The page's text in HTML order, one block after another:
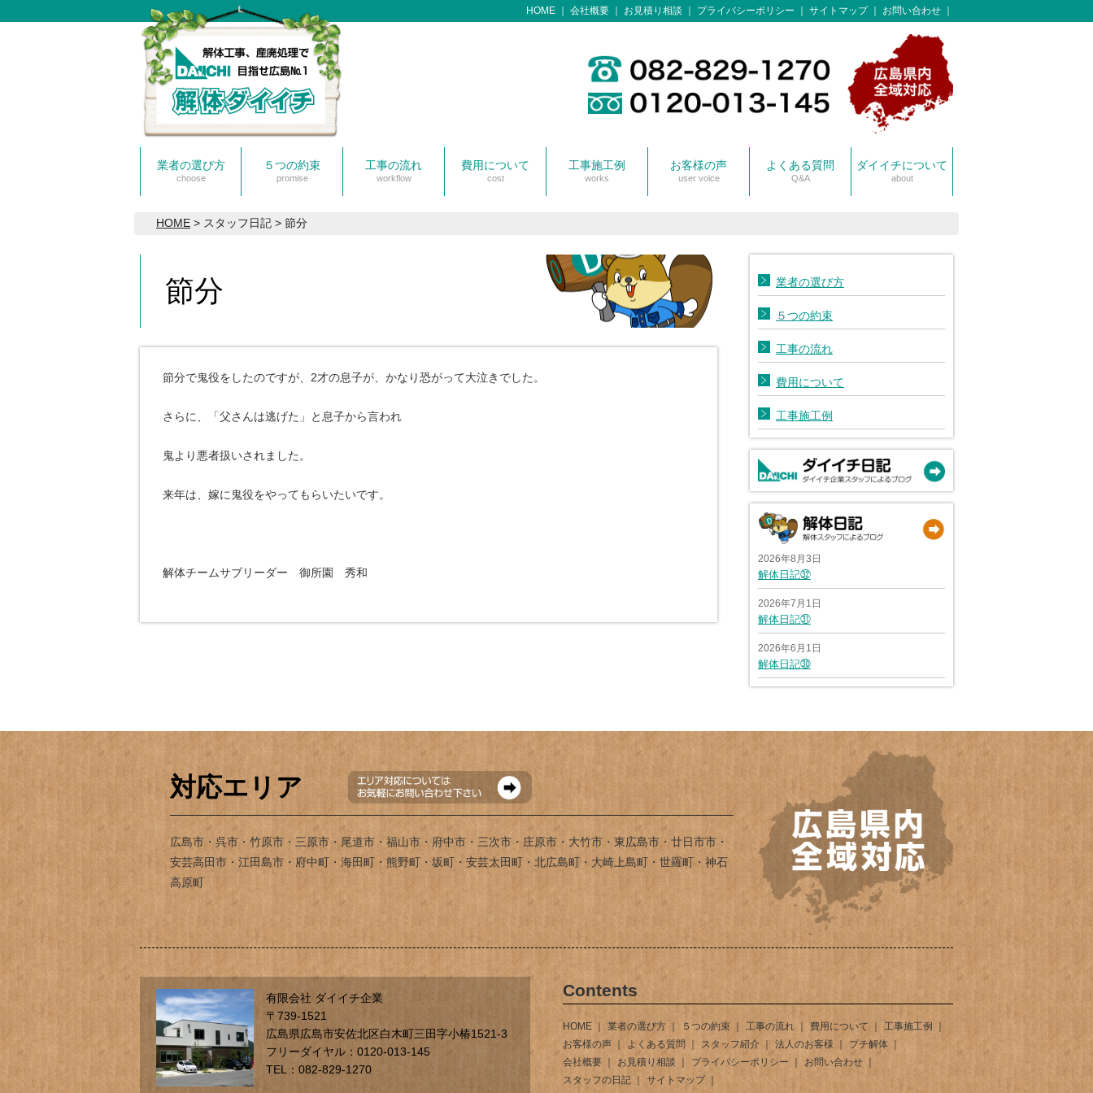
HOME 会社概要 お見積り相談 プライバシーポリシー サイトマップ お問い合わせ
業者の選び方
choose
５つの約束
promise
工事の流れ
workflow
費用について
cost
工事施工例
works
お客様の声
user voice
よくある質問
Q&A
ダイイチについて
about
HOME > スタッフ日記 > 節分
節分
節分で鬼役をしたのですが、2才の息子が、かなり恐がって大泣きでした。
さらに、「父さんは逃げた」と息子から言われ
鬼より悪者扱いされました。
来年は、嫁に鬼役をやってもらいたいです。
解体チームサブリーダー 御所園 秀和
業者の選び方
５つの約束
工事の流れ
費用について
工事施工例
2026年8月3日
解体日記㉜
2026年7月1日
解体日記㉛
2026年6月1日
解体日記㉚
対応エリア
広島市・呉市・竹原市・三原市・尾道市・福山市・府中市・三次市・庄原市・大竹市・東広島市・廿日市市・
安芸高田市・江田島市・府中町・海田町・熊野町・坂町・安芸太田町・北広島町・大崎上島町・世羅町・神石
高原町
有限会社 ダイイチ企業
〒739-1521
広島県広島市安佐北区白木町三田字小椿1521-3
フリーダイヤル：0120-013-145
TEL：082-829-1270
Contents
HOME 業者の選び方 ５つの約束 工事の流れ 費用について
工事施工例
お客様の声
よくある質問 スタッフ紹介 法人のお客様
プチ解体
会社概要
お見積り相談 プライバシーポリシー
お問い合わせ
スタッフの日記
サイトマップ